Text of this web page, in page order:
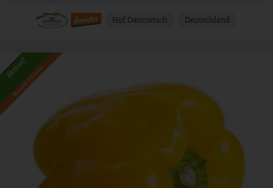
Hof Dannwisch Deutschland
Aktion!
bis zum 7.8.2026